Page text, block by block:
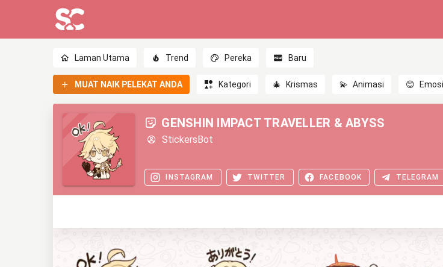
Laman Utama Trend Pereka Baru
MUAT NAIK PELEKAT ANDA Kategori 🎄 Krismas 💫 Animasi 😊 Emosi
GENSHIN IMPACT TRAVELLER & ABYSS
StickersBot
INSTAGRAM TWITTER FACEBOOK TELEGRAM